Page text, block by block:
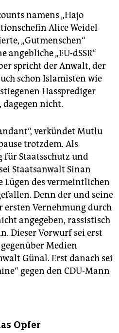
namens „Hajo
Alice Weidel
„Gutmenschen“
„EU-dSSR“
spricht der Anwalt, der
schon Islamisten wie
Hassprediger
dagegen nicht.
verkündet Mutlu
trotzdem. Als
Staatsschutz und
Staatsanwalt Sinan
Lügen des vermeintlichen
Denn der und seine
Vernehmung durch
angegeben, rassistisch
Dieser Vorwurf sei erst
Medien
Günal. Erst danach sei
gegen den CDU-Mann
Opfer